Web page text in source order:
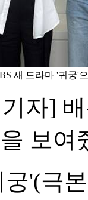
새 드라마 '귀궁'
자]
보여
궁'(극